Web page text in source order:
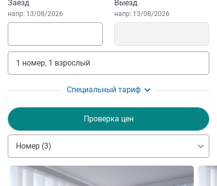
you an experience that suits you
AMRIR HAKIMA Управление отелем
Забронировать этот отель
Заезд
напр: 13/08/2026
Выезд
напр: 13/08/2026
1 номер, 1 взрослый
Специальный тариф
Проверка цен
Номер (3)
Подробная информация